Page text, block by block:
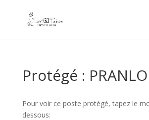
Protégé :
Pour voir ce poste protégé, tapez le
dessous: